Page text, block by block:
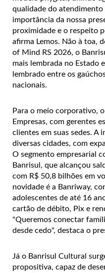
qualidade do atendimento
importância da nossa
proximidade e o respeito
afirma Lemos. Não à toa,
of Mind RS 2026, o
mais lembrada no Estado
lembrado entre os
nacionais.
Para o meio corporativo,
Empresas, com gerentes
clientes em suas sedes. A
diversas cidades, com
O segmento empresarial
Banrisul, que alcançou
com R$ 50,8 bilhões em
novidade é a Banriway,
adolescentes de até 16
cartão de débito, Pix e
"Queremos conectar
desde cedo", destaca o
Já o Banrisul Cultural
propositiva, capaz de